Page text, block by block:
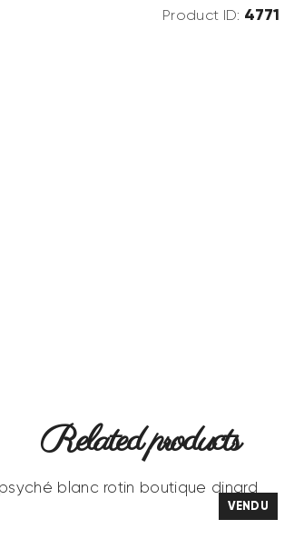
Product ID: 4771
Related products
VENDU